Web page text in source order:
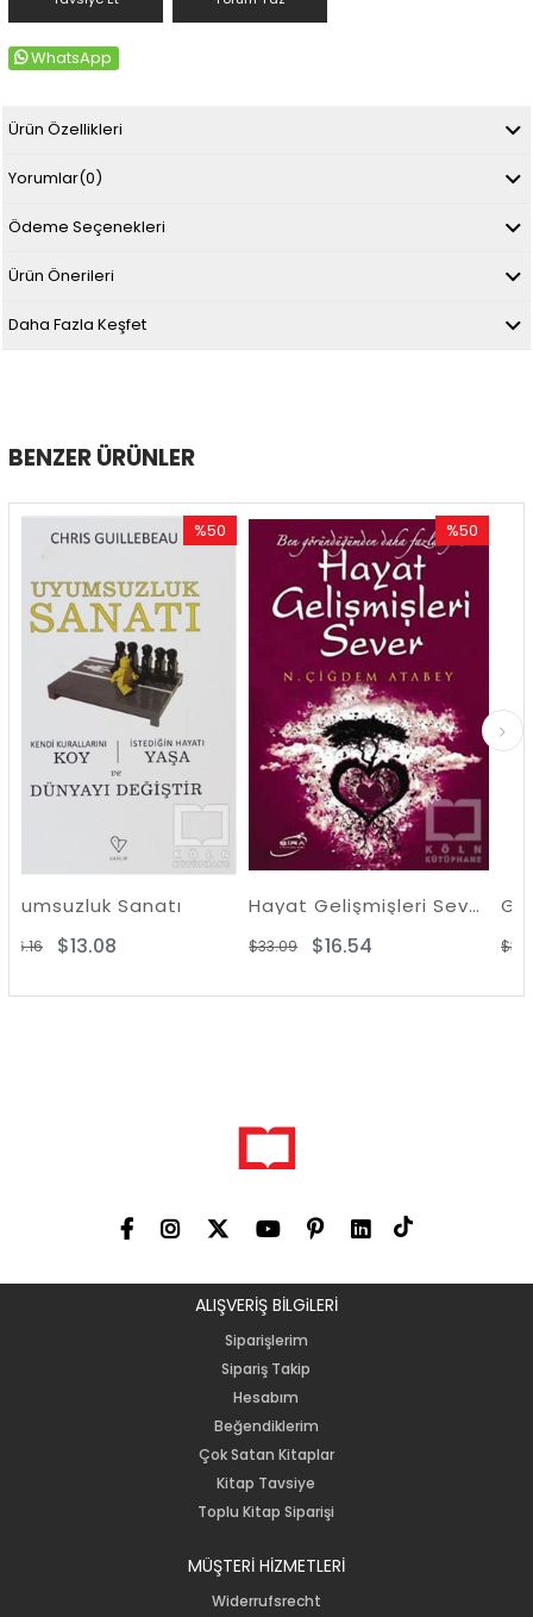
WhatsApp
Ürün Özellikleri
Yorumlar(0)
Ödeme Seçenekleri
Ürün Önerileri
Daha Fazla Keşfet
BENZER ÜRÜNLER
%50
%50İndirim
Hayat Gelişmişleri Sever
$16.54
%50
İndirim
%50İndirim
$16.93
ALIŞVERİŞ BİLGiLERİ
Siparişlerim
Sipariş Takip
Hesabım
Beğendiklerim
Çok Satan Kitaplar
Kitap Tavsiye
Toplu Kitap Siparişi
MÜŞTERİ HİZMETLERİ
Widerrufsrecht